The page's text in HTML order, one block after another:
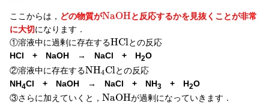
ここからは， どの物質がNaOHと反応するかを見抜くことが非常
に大切になります．
①溶液中に過剰に存在するHClとの反応
HCl + NaOH → NaCl + H2O
②溶液中に存在するNH4Clとの反応
NH4Cl + NaOH → NaCl + NH3 + H2O
③さらに加えていくと， NaOHが過剰になっていきます．